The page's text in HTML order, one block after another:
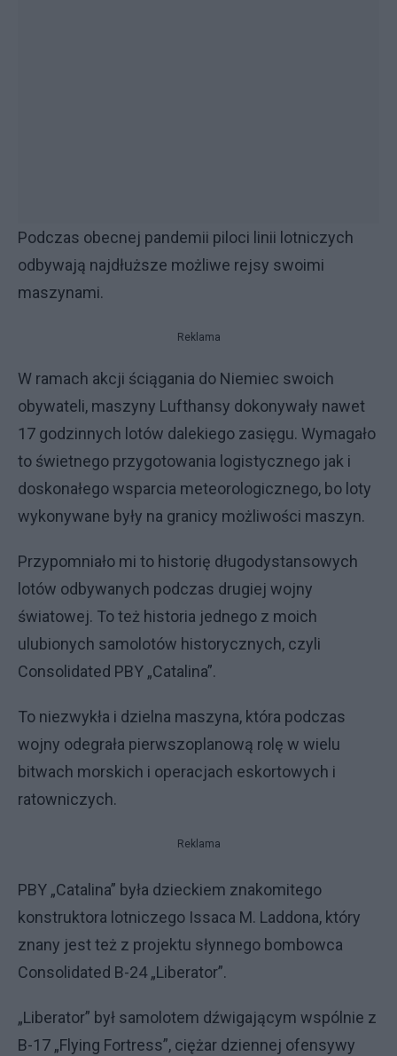
Podczas obecnej pandemii piloci linii lotniczych
odbywają najdłuższe możliwe rejsy swoimi
maszynami.
Reklama
W ramach akcji ściągania do Niemiec swoich
obywateli, maszyny Lufthansy dokonywały nawet
17 godzinnych lotów dalekiego zasięgu. Wymagało
to świetnego przygotowania logistycznego jak i
doskonałego wsparcia meteorologicznego, bo loty
wykonywane były na granicy możliwości maszyn.
Przypomniało mi to historię długodystansowych
lotów odbywanych podczas drugiej wojny
światowej. To też historia jednego z moich
ulubionych samolotów historycznych, czyli
Consolidated PBY „Catalina”.
To niezwykła i dzielna maszyna, która podczas
wojny odegrała pierwszoplanową rolę w wielu
bitwach morskich i operacjach eskortowych i
ratowniczych.
Reklama
PBY „Catalina” była dzieckiem znakomitego
konstruktora lotniczego Issaca M. Laddona, który
znany jest też z projektu słynnego bombowca
Consolidated B-24 „Liberator”.
„Liberator” był samolotem dźwigającym wspólnie z
B-17 „Flying Fortress”, ciężar dziennej ofensywy